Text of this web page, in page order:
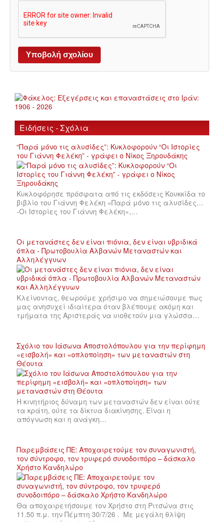
Ειδήσεις - Σχόλια
“Παρά μόνο τις αλυσίδες”: Κυκλοφορούν “Οι Ιστορίες
του Γιάννη Φελέκη” - γράφει ο Νίκος Ξηρουδάκης
Κυκλοφόρησε πρόσφατα από τις εκδόσεις Κουκκίδα το
βιβλίο του Γιάννη Φελέκη «Παρά μόνο τις αλυσίδες…
-Οι Ιστορίες του Γιάννη Φελέκη»,…
Οι μετανάστες δεν είναι πιόνια, δεν είναι υβριδικά
όπλα - Πρωτοβουλία Αλβανών Μεταναστών και
Αλληλέγγυων
Κλείνοντας, θεωρούμε χρήσιμο να σημειώσουμε πως
μας ανησυχεί ιδιαίτερα όταν βλέπουμε ακόμη και
τμήματα της Αριστεράς να υιοθετούν μια γλώσσα…
Σχόλιο του Ιάσωνα Αποστολόπουλου για την περίφημη
«εισβολή» και «οπλοποίηση» των μεταναστών στη
Θέουτα
Η κινητήριος δύναμη των μεταναστών δεν είναι ούτε
τα κράτη, ούτε τα δίκτυα διακίνησης. Είναι η
απόγνωση και η ανάγκη…
Παρεμβάσεις ΠΕ: Αποχαιρετούμε τον συναγωνιστή,
τον σύντροφο, τον τρυφερό συνοδοιπόρο – δάσκαλο
Χρήστο Κανδηλώρο
Θα αποχαιρετήσουμε τον Χρήστο στη Ριτσώνα στις
11.50 π.μ. την Πέμπτη 30/7/26 . Με μεγάλη θλίψη